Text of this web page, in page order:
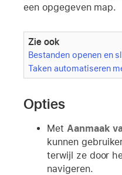
een opgegeven map.
Zie ook
Bestanden openen en
Taken automatiseren
Opties
Met Aanmaak
kunnen
terwijl ze door
navigeren.